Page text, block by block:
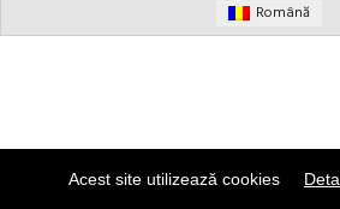
Acest site utilizează cookies
Română